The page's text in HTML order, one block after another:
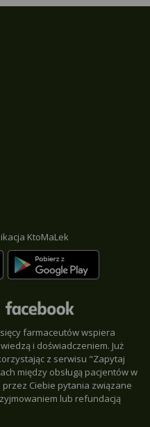
KtoMaLek
farmaceutów wspiera
i doświadczeniem. Już
z serwisu "Zapytaj
między obsługą pacjentów w
Ciebie pytania związane
lub refundacją
narzędzi
znajdziesz w